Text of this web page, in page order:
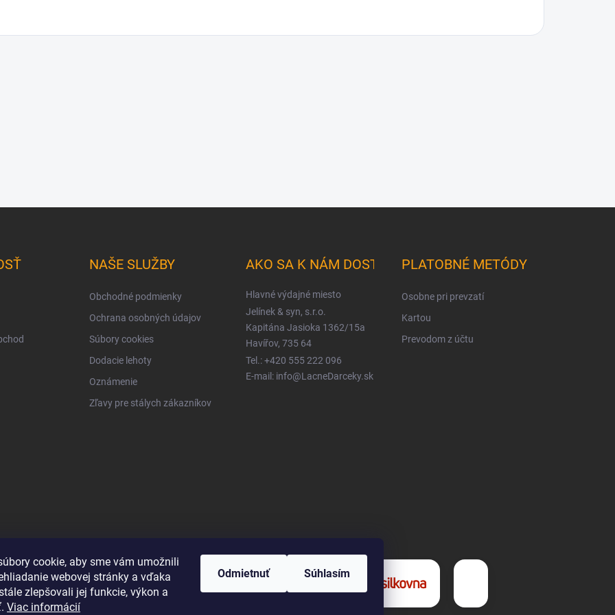
cookie, aby sme vám umožnili
webovej stránky a vďaka
zlepšovali jej funkcie, výkon a
Viac informácií
Odmietnuť Súhlasím
NAŠE SLUŽBY
Obchodné podmienky
Ochrana osobných údajov
Súbory cookies
Dodacie lehoty
Oznámenie
Zľavy pre stálych zákazníkov
AKO SA K NÁM DOSTANETE
Hlavné výdajné miesto
Jelínek & syn, s.r.o.
Kapitána Jasioka 1362/15a
Havířov, 735 64
Tel.: +420 555 222 096
E-mail: info@LacneDarceky.sk
PLATOBNÉ METÓDY
Osobne pri prevzatí
Kartou
Prevodom z účtu